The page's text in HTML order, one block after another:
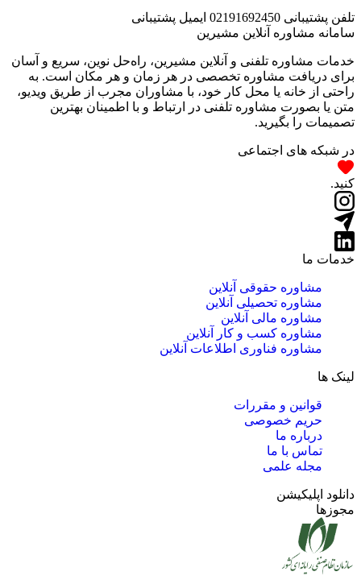
تلفن پشتیبانی 02191692450 ایمیل پشتیبانی
سامانه مشاوره آنلاین مشیرین
خدمات مشاوره تلفنی و آنلاین مشیرین، راه‌‌حل نوین، سریع و آسان
برای دریافت مشاوره تخصصی در هر زمان و هر مکان است. به
راحتی از خانه یا محل کار خود، با مشاوران مجرب از طریق ویدیو،
متن یا بصورت مشاوره تلفنی در ارتباط و با اطمینان بهترین
تصمیمات را بگیرید.
در شبکه های اجتماعی
کنید.
خدمات ما
مشاوره حقوقی آنلاین
مشاوره تحصیلی آنلاین
مشاوره مالی آنلاین
مشاوره کسب و کار آنلاین
مشاوره فناوری اطلاعات آنلاین
لینک ها
قوانین و مقررات
حریم خصوصی
درباره ما
تماس با ما
مجله علمی
دانلود اپلیکیشن
مجوزها